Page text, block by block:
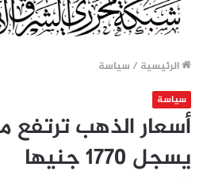
الرئيسية / سياسة
سياسة
يسجل 1770 جنيها